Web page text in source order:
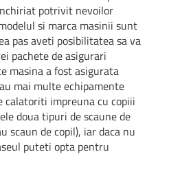
potrivit nevoilor
si marca masinii sunt
pas aveti posibilitatea sa va
pachete de asigurari
masina a fost asigurata
mai multe echipamente
calatoriti impreuna cu copiii
doua tipuri de scaune de
scaun de copil), iar daca nu
puteti opta pentru